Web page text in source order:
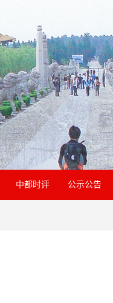
中都时评 公示公告